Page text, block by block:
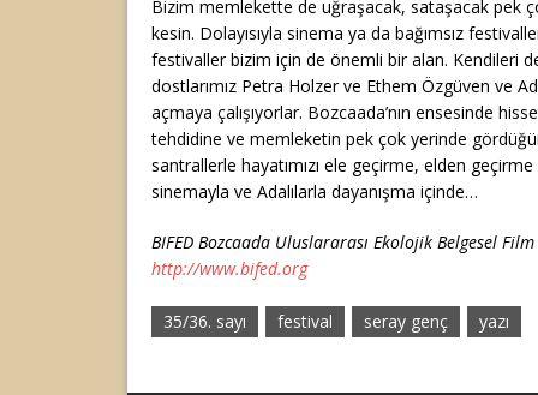
Bizim memlekette de uğraşacak, sataşacak pek
kesin. Dolayısıyla sinema ya da bağımsız
festivaller bizim için de önemli bir alan. Kendileri
dostlarımız Petra Holzer ve Ethem Özgüven ve
açmaya çalışıyorlar. Bozcaada’nın ensesinde
tehdidine ve memleketin pek çok yerinde
santrallerle hayatımızı ele geçirme, elden geçirme
sinemayla ve Adalılarla dayanışma içinde…
BIFED Bozcaada Uluslararası Ekolojik Belgesel
http://www.bifed.org
35/36. sayı festival seray genç yazı